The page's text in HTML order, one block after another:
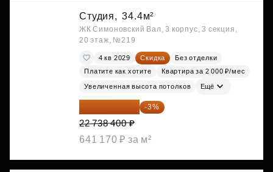
Студия, 34.4м²
ЖК Симоновский Вал, 3 корпус, 3 секция,
20 этаж, №219
4 кв 2029 Скидка
Без отделки
Платите как хотите
Квартира за 2 000 ₽/мес
Увеличенная высота потолков Ещё
22 056 248 ₽ -3%
22 738 400 ₽
641 170 ₽ за м²